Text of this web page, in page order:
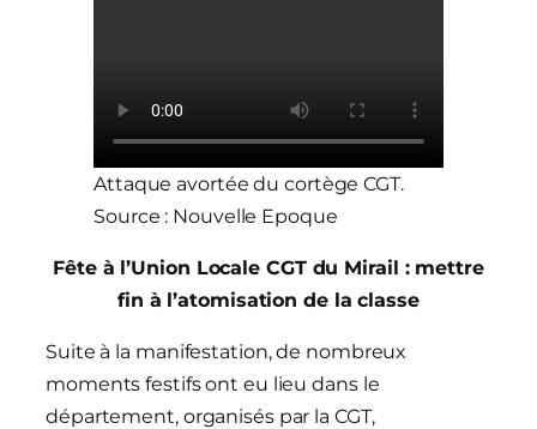
Attaque avortée du cortège CGT.
Source : Nouvelle Epoque
Fête à l’Union Locale CGT du Mirail : mettre
fin à l’atomisation de la classe
Suite à la manifestation, de nombreux
moments festifs ont eu lieu dans le
département, organisés par la CGT,